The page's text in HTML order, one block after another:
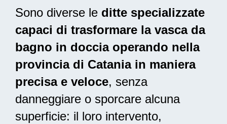
Sono diverse le ditte specializzate
capaci di trasformare la vasca da
bagno in doccia operando nella
provincia di Catania in maniera
precisa e veloce, senza
danneggiare o sporcare alcuna
superficie: il loro intervento,